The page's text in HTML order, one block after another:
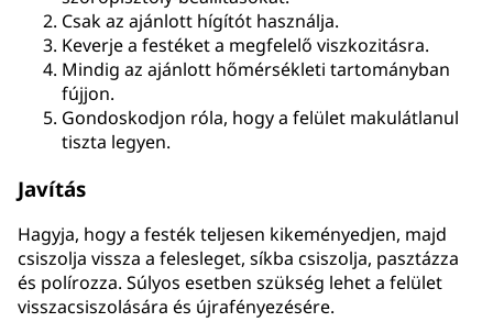
Csak az ajánlott hígítót használja.
Keverje a festéket a megfelelő viszkozitásra.
Mindig az ajánlott hőmérsékleti tartományban
fújjon.
Gondoskodjon róla, hogy a felület makulátlanul
tiszta legyen.
Javítás
Hagyja, hogy a festék teljesen kikeményedjen, majd
csiszolja vissza a felesleget, síkba csiszolja, pasztázza
és polírozza. Súlyos esetben szükség lehet a felület
visszacsiszolására és újrafényezésére.